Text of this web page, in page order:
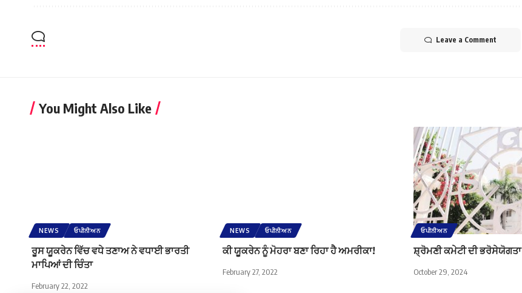
Leave a Comment
You Might Also Like
NEWS ਓਪੀਨੀਅਨ
ਰੂਸ ਯੂਕਰੇਨ ਵਿੱਚ ਵਧੇ ਤਣਾਅ ਨੇ ਵਧਾਈ ਭਾਰਤੀ
ਮਾਪਿਆਂ ਦੀ ਚਿੰਤਾ
February 22, 2022
NEWS ਓਪੀਨੀਅਨ
ਕੀ ਯੂਕਰੇਨ ਨੂੰ ਮੋਹਰਾ ਬਣਾ ਰਿਹਾ ਹੈ ਅਮਰੀਕਾ!
February 27, 2022
ਓਪੀਨੀਅਨ
ਸ਼੍ਰੋਮਣੀ ਕਮੇਟੀ ਦੀ ਭਰੋਸੇਯੋਗਤਾ
October 29, 2024